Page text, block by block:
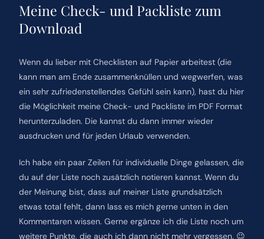
Meine Check- und Packliste zum
Download
Wenn du lieber mit Checklisten auf Papier arbeitest (die
kann man am Ende zusammenknüllen und wegwerfen, was
ein sehr zufriedenstellendes Gefühl sein kann), hast du hier
die Möglichkeit meine Check- und Packliste im PDF Format
herunterzuladen. Die kannst du dann immer wieder
ausdrucken und für jeden Urlaub verwenden.
Ich habe ein paar Zeilen für individuelle Dinge gelassen, die
du auf der Liste noch zusätzlich notieren kannst. Wenn du
der Meinung bist, dass auf meiner Liste grundsätzlich
etwas total fehlt, dann lass es mich gerne unten in den
Kommentaren wissen. Gerne ergänze ich die Liste noch um
weitere Punkte, die auch ich dann nicht mehr vergessen. 😉